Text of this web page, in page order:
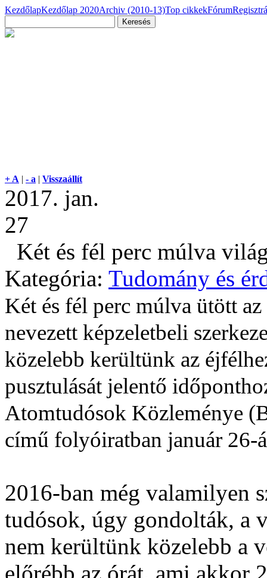
KezdőlapKezdőlap 2020Archiv (2010-13)Top cikkekFórum
+ A | - a | Visszaállít
2017. jan.
27
Két és fél perc múlva
Kategória: Tudomány és
Két és fél perc múlva ütött
nevezett képzeletbeli
közelebb kerültünk az
pusztulását jelentő
Atomtudósok Közleménye
című folyóiratban január 26-
2016-ban még valamilyen
tudósok, úgy gondolták, a
nem kerültünk közelebb a